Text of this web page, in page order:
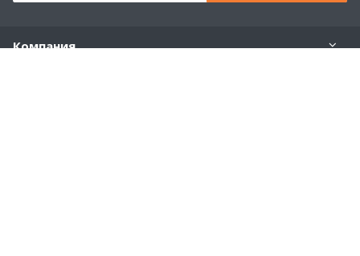
Компания